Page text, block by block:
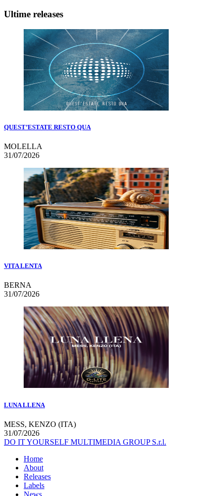
Ultime releases
QUEST’ESTATE RESTO QUA
MOLELLA
31/07/2026
VITA LENTA
BERNA
31/07/2026
LUNA LLENA
MESS, KENZO (ITA)
31/07/2026
DO IT YOURSELF MULTIMEDIA GROUP S.r.l.
Home
About
Releases
Labels
News